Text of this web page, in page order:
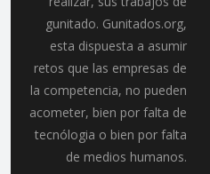
gunitado. Gunitados.org,
esta dispuesta a asumir
retos que las empresas de
la competencia, no pueden
acometer, bien por falta de
tecnólogia o bien por falta
de medios humanos.